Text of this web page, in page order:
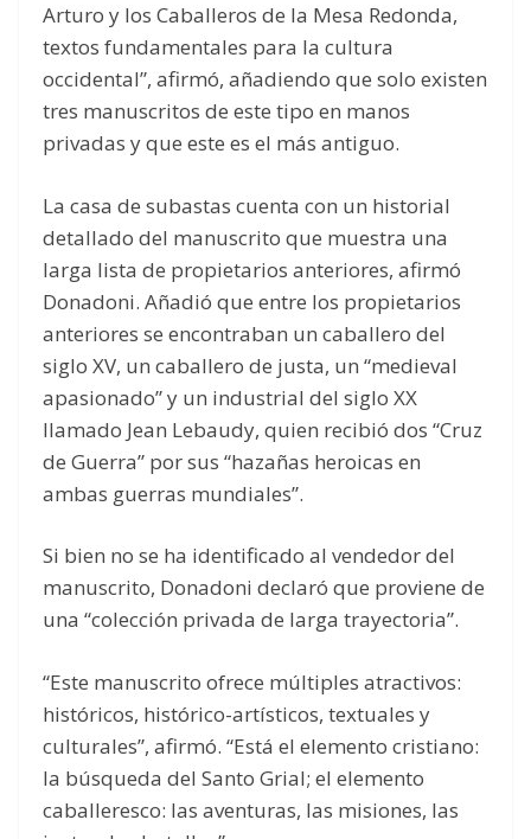
Arturo y los Caballeros de la Mesa Redonda,
textos fundamentales para la cultura
occidental”, afirmó, añadiendo que solo existen
tres manuscritos de este tipo en manos
privadas y que este es el más antiguo.
La casa de subastas cuenta con un historial
detallado del manuscrito que muestra una
larga lista de propietarios anteriores, afirmó
Donadoni. Añadió que entre los propietarios
anteriores se encontraban un caballero del
siglo XV, un caballero de justa, un “medieval
apasionado” y un industrial del siglo XX
llamado Jean Lebaudy, quien recibió dos “Cruz
de Guerra” por sus “hazañas heroicas en
ambas guerras mundiales”.
Si bien no se ha identificado al vendedor del
manuscrito, Donadoni declaró que proviene de
una “colección privada de larga trayectoria”.
“Este manuscrito ofrece múltiples atractivos:
históricos, histórico-artísticos, textuales y
culturales”, afirmó. “Está el elemento cristiano:
la búsqueda del Santo Grial; el elemento
caballeresco: las aventuras, las misiones, las